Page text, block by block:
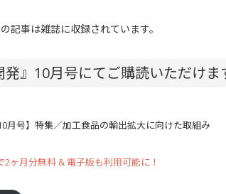
記事は雑誌に収録されています。
』10月号にてご購読いただけま
月号】特集／加工食品の輸出拡大に向けた取組み
2ヶ月分無料 & 電子版も利用可能に！